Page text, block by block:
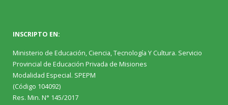
INSCRIPTO EN:
Ministerio de Educación, Ciencia, Tecnología Y Cultura. Servicio
Provincial de Educación Privada de Misiones
Modalidad Especial. SPEPM
(Código 104092)
Res. Min. N° 145/2017